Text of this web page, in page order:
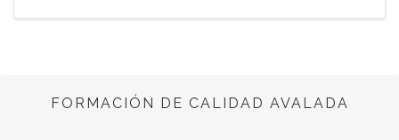
FORMACIÓN DE CALIDAD AVALADA